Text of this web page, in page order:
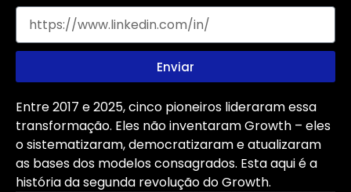
Enviar
Entre 2017 e 2025, cinco pioneiros lideraram essa
transformação. Eles não inventaram Growth – eles
o sistematizaram, democratizaram e atualizaram
as bases dos modelos consagrados. Esta aqui é a
história da segunda revolução do Growth.